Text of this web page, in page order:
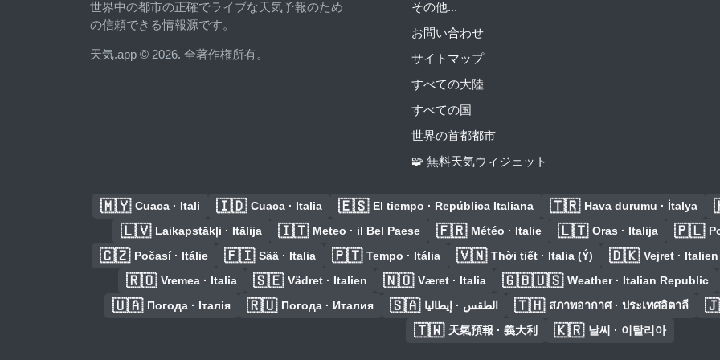
世界中の都市の正確でライブな天気予報のため
の信頼できる情報源です。
天気.app © 2026. 全著作権所有。
その他...
お問い合わせ
サイトマップ
すべての大陸
すべての国
世界の首都都市
🧩 無料天気ウィジェット
🇲🇾 Cuaca · Itali 🇮🇩 Cuaca · Italia 🇪🇸 El tiempo · República Italiana 🇹🇷 Hava durumu · İtalya
🇱🇻 Laikapstākļi · Itālija 🇮🇹 Meteo · il Bel Paese 🇫🇷 Météo · Italie 🇱🇹 Oras · Italija 🇵🇱
🇨🇿 Počasí · Itálie 🇫🇮 Sää · Italia 🇵🇹 Tempo · Itália 🇻🇳 Thời tiết · Italia (Ý) 🇩🇰 Vejret · Italien
🇷🇴 Vremea · Italia 🇸🇪 Vädret · Italien 🇳🇴 Været · Italia 🇬🇧🇺🇸 Weather · Italian Republic
🇺🇦 Погода · Італія 🇷🇺 Погода · Италия 🇸🇦 الطقس · إيطاليا 🇹🇭 สภาพอากาศ · ประเทศอิตาลี
🇹🇼 天氣預報 · 義大利 🇰🇷 날씨 · 이탈리아